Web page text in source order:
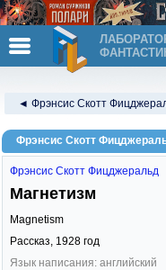
◄ Фрэнсис Скотт
Фрэнсис Скотт
Фрэнсис Скотт Фицджеральд
Магнетизм
Magnetism
Рассказ, 1928 год
Язык написания: английский